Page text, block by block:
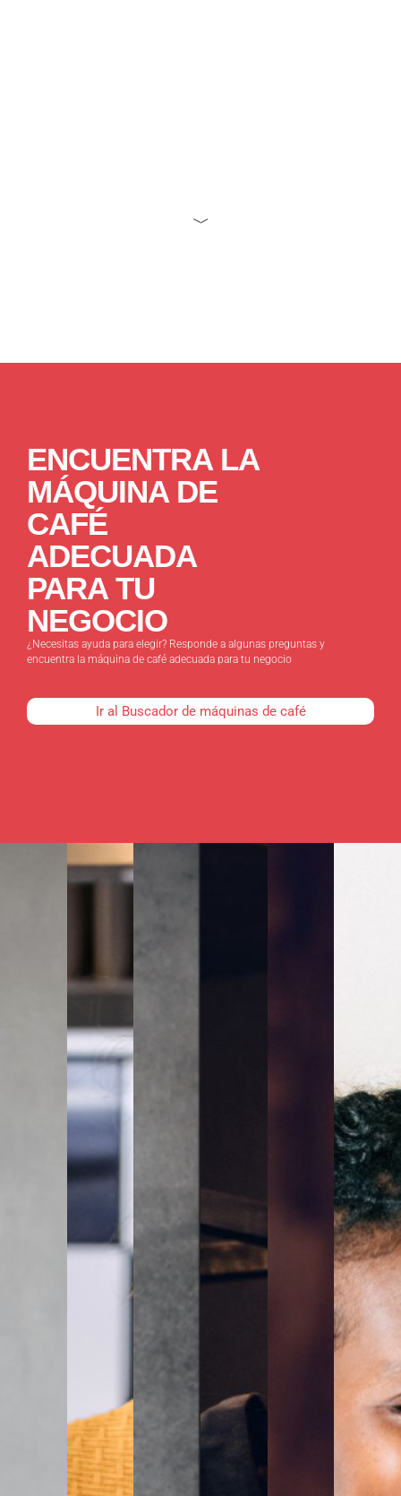
ENCUENTRA LA
MÁQUINA DE
CAFÉ
ADECUADA
PARA TU
NEGOCIO
¿Necesitas ayuda para elegir? Responde a algunas preguntas y
encuentra la máquina de café adecuada para tu negocio
Ir al Buscador de máquinas de café